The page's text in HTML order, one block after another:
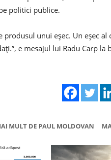
politici publice.
produsul unui eșec. Un eșec
e mesajul lui Radu Carp la
MULT DE PAUL MOLDOVAN